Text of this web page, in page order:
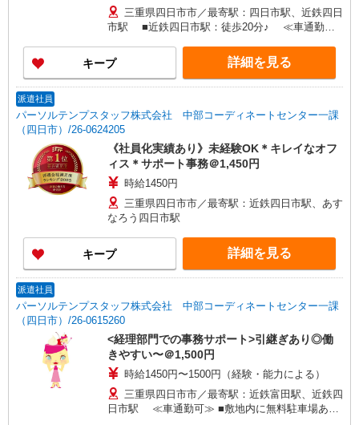
三重県四日市市／最寄駅：四日市駅、近鉄四日
市駅 ■近鉄四日市駅：徒歩20分♪ ≪車通勤可
ど） ■自転車・バイクOK
キープ 詳細を見る
派遣社員
パーソルテンプスタッフ株式会社 中部コーディネートセンター一課
（四日市）/26-0624205
《社員化実績あり》未経験OK＊キレイなオフ
ィス＊サポート事務＠1,450円
時給1450円
三重県四日市市／最寄駅：近鉄四日市駅、あす
なろう四日市駅
キープ 詳細を見る
派遣社員
パーソルテンプスタッフ株式会社 中部コーディネートセンター一課
（四日市）/26-0615260
<経理部門での事務サポート>引継ぎあり◎働
きやすい〜＠1,500円
時給1450円〜1500円（経験・能力による）
三重県四日市市／最寄駅：近鉄富田駅、近鉄四
日市駅 ≪車通勤可≫ ■敷地内に無料駐車場あり